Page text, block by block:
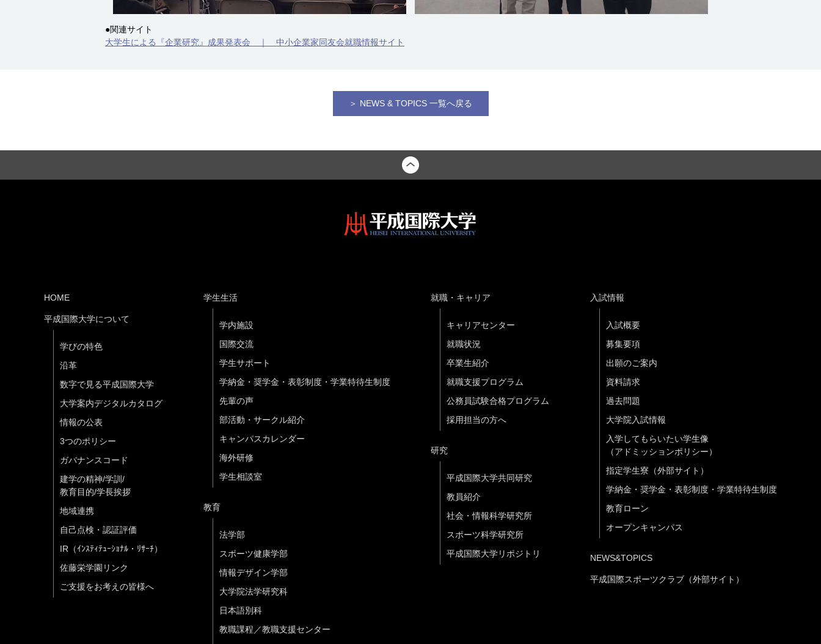
●関連サイト
大学生による『企業研究』成果発表会 ｜ 中小企業家同友会就職情報サイト
＞ NEWS & TOPICS 一覧へ戻る
HOME
平成国際大学について
学びの特色
沿革
数字で見る平成国際大学
大学案内デジタルカタログ
情報の公表
3つのポリシー
ガバナンスコード
建学の精神/学訓/
教育目的/学長挨拶
地域連携
自己点検・認証評価
IR（ｲﾝｽﾃｨﾃｭｰｼｮﾅﾙ・ﾘｻｰﾁ）
佐藤栄学園リンク
ご支援をお考えの皆様へ
学生生活
学内施設
国際交流
学生サポート
学納金・奨学金・表彰制度・学業特待生制度
先輩の声
部活動・サークル紹介
キャンパスカレンダー
海外研修
学生相談室
教育
法学部
スポーツ健康学部
情報デザイン学部
大学院法学研究科
日本語別科
教職課程／教職支援センター
就職・キャリア
キャリアセンター
就職状況
卒業生紹介
就職支援プログラム
公務員試験合格プログラム
採用担当の方へ
研究
平成国際大学共同研究
教員紹介
社会・情報科学研究所
スポーツ科学研究所
平成国際大学リポジトリ
入試情報
入試概要
募集要項
出願のご案内
資料請求
過去問題
大学院入試情報
入学してもらいたい学生像
（アドミッションポリシー）
指定学生寮（外部サイト）
学納金・奨学金・表彰制度・学業特待生制度
教育ローン
オープンキャンパス
NEWS&TOPICS
平成国際スポーツクラブ（外部サイト）